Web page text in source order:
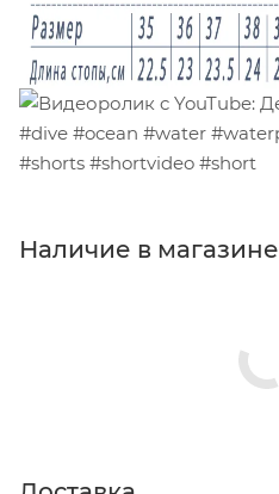
Наличие в магазине